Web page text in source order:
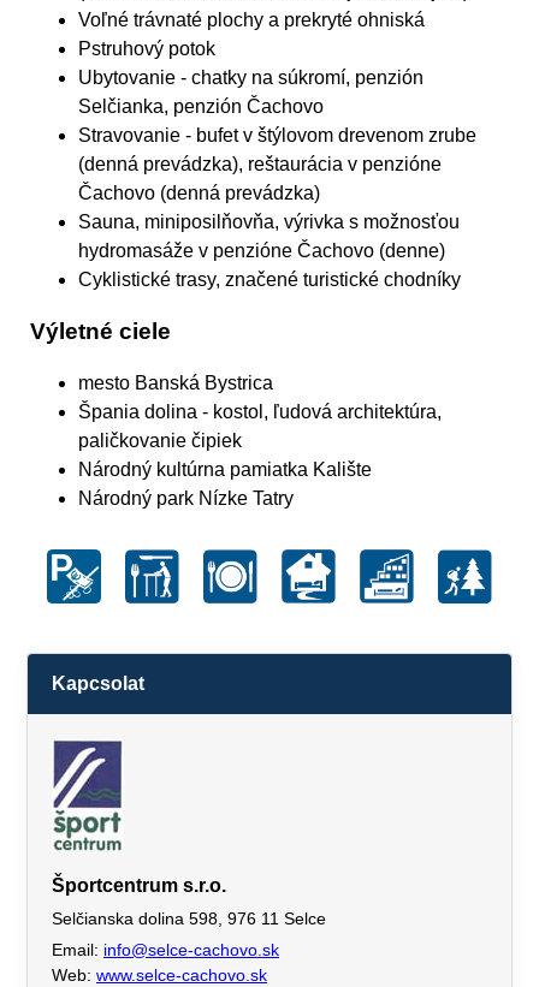
Voľné trávnaté plochy a prekryté ohniská
Pstruhový potok
Ubytovanie - chatky na súkromí, penzión
Selčianka, penzión Čachovo
Stravovanie - bufet v štýlovom drevenom zrube
(denná prevádzka), reštaurácia v penzióne
Čachovo (denná prevádzka)
Sauna, miniposilňovňa, výrivka s možnosťou
hydromasáže v penzióne Čachovo (denne)
Cyklistické trasy, značené turistické chodníky
Výletné ciele
mesto Banská Bystrica
Špania dolina - kostol, ľudová architektúra,
paličkovanie čipiek
Národný kultúrna pamiatka Kalište
Národný park Nízke Tatry
Kapcsolat
Športcentrum s.r.o.
Selčianska dolina 598, 976 11 Selce
Email: info@selce-cachovo.sk
Web: www.selce-cachovo.sk